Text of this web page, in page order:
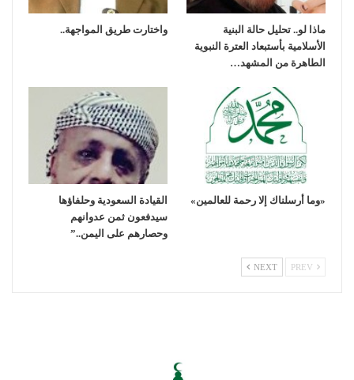
ماذا لو.. تحليل حالة البنية
الأسلامية بأستبعاد العترة النبوية
الطاهرة من المشهد…
واختارت طريق المواجهة..
«وما أرسلناك إلا رحمة للعالمين»
القيادة السعودية وحلفاؤها
سيدفعون ثمن عدوانهم
وحصارهم على اليمن..”
NEXT